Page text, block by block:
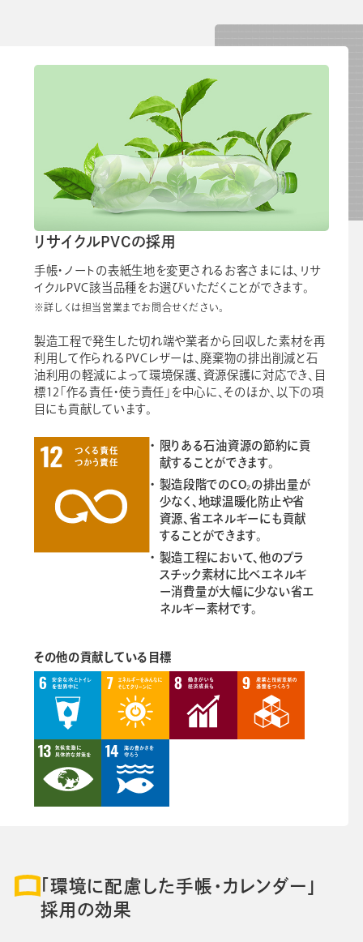
リサイクルPVCの採用
手帳・ノートの表紙生地を変更されるお客さまには、リサ
イクルPVC該当品種をお選びいただくことができます。
※詳しくは担当営業までお問合せください。
製造工程で発生した切れ端や業者から回収した素材を再
利用して作られるPVCレザーは、廃棄物の排出削減と石
油利用の軽減によって環境保護、資源保護に対応でき、目
標12「作る責任・使う責任」を中心に、そのほか、以下の項
目にも貢献しています。
限りある石油資源の節約に貢
献することができます。
製造段階でのCO₂の排出量が
少なく、地球温暖化防止や省
資源、省エネルギーにも貢献
することができます。
製造工程において、他のプラ
スチック素材に比べエネルギ
ー消費量が大幅に少ない省エ
ネルギー素材です。
その他の貢献している目標
「環境に配慮した手帳・カレンダー」
採用の効果